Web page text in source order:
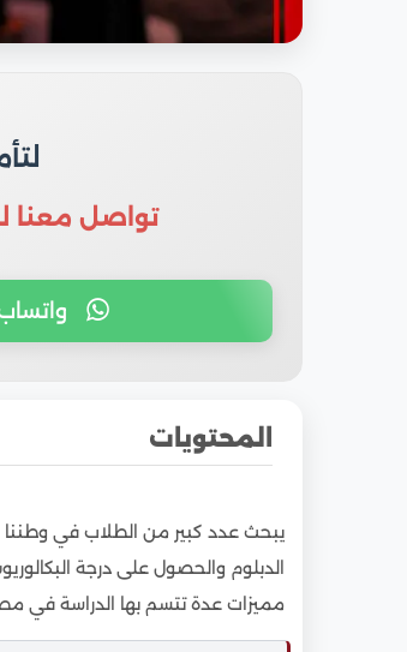
تواصل معنا
المحتويات
2
تكاليف التجسير في مصر
تكاليف دراسة برامج التجسير
مدة التجسير في مصر للوافدين
يبحث عدد كبير من الطلاب في وطننا
الدبلوم والحصول على درجة
مميزات عدة تتسم بها الدراسة في